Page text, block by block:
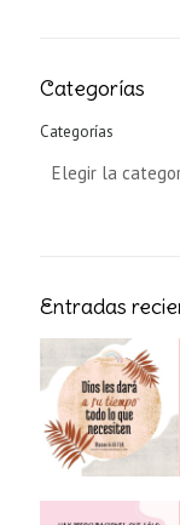
Categorías
Categorías
Entradas